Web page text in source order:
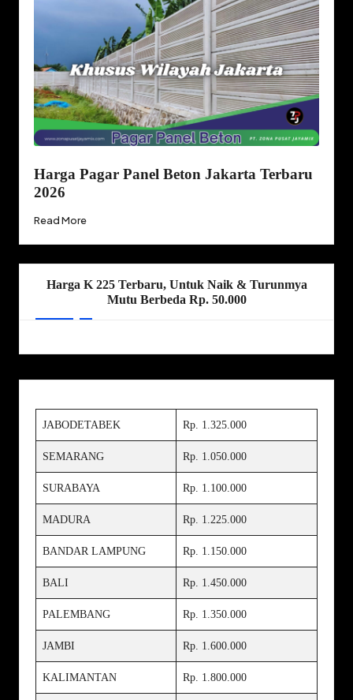
Harga Pagar Panel Beton Jakarta Terbaru
2026
Read More
Harga K 225 Terbaru, Untuk Naik & Turunmya
Mutu Berbeda Rp. 50.000
JABODETABEK Rp. 1.325.000
SEMARANG Rp. 1.050.000
SURABAYA Rp. 1.100.000
MADURA Rp. 1.225.000
BANDAR LAMPUNG Rp. 1.150.000
BALI Rp. 1.450.000
PALEMBANG Rp. 1.350.000
JAMBI Rp. 1.600.000
KALIMANTAN Rp. 1.800.000